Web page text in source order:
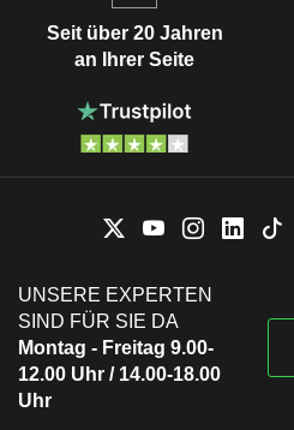
Seit über 20 Jahren
an Ihrer Seite
UNSERE EXPERTEN
SIND FÜR SIE DA
Montag - Freitag 9.00-
12.00 Uhr / 14.00-18.00
Uhr